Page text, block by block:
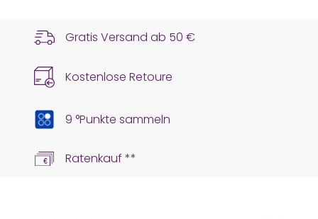
Gratis Versand ab 50 €
Kostenlose Retoure
9 °Punkte sammeln
Ratenkauf **